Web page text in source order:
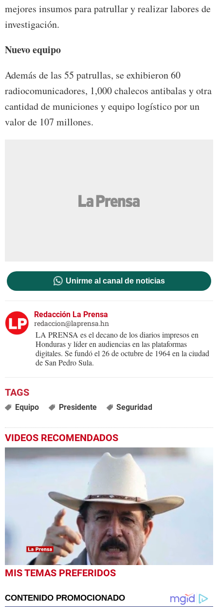
mejores insumos para patrullar y realizar labores de
investigación.
Nuevo equipo
Además de las 55 patrullas, se exhibieron 60
radiocomunicadores, 1,000 chalecos antibalas y otra
cantidad de municiones y equipo logístico por un
valor de 107 millones.
Unirme al canal de noticias
Redacción La Prensa
redaccion@laprensa.hn
LA PRENSA es el decano de los diarios impresos en
Honduras y líder en audiencias en las plataformas
digitales. Se fundó el 26 de octubre de 1964 en la ciudad
de San Pedro Sula.
Equipo Presidente Seguridad
VIDEOS RECOMENDADOS
0
seconds
minute,
MIS TEMAS PREFERIDOS